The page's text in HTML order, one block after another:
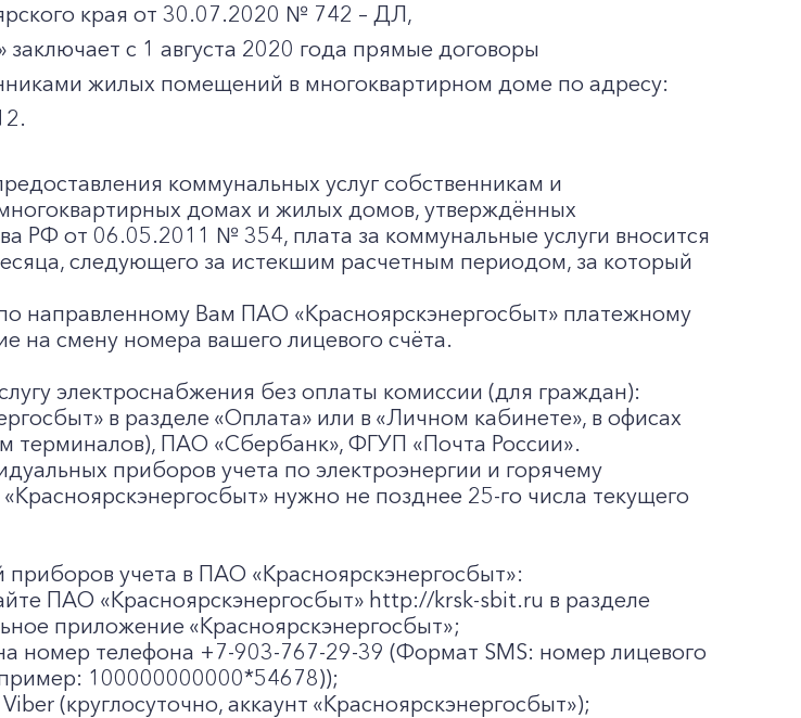
края от 30.07.2020 № 742 – ДЛ,
с 1 августа 2020 года прямые договоры
жилых помещений в многоквартирном доме по адресу:
коммунальных услуг собственникам и
домах и жилых домов, утверждённых
РФ от 06.05.2011 № 354, плата за коммунальные услуги вносится
следующего за истекшим расчетным периодом, за который
направленному Вам ПАО «Красноярскэнергосбыт» платежному
на смену номера вашего лицевого счёта.
электроснабжения без оплаты комиссии (для граждан):
в разделе «Оплата» или в «Личном кабинете», в офисах
терминалов), ПАО «Сбербанк», ФГУП «Почта России».
приборов учета по электроэнергии и горячему
нужно не позднее 25-го числа текущего
учета в ПАО «Красноярскэнергосбыт»:
ПАО «Красноярскэнергосбыт» http://krsk-sbit.ru в разделе
приложение «Красноярскэнергосбыт»;
номер телефона +7-903-767-29-39 (Формат SMS: номер лицевого
100000000000*54678));
(круглосуточно, аккаунт «Красноярскэнергосбыт»);